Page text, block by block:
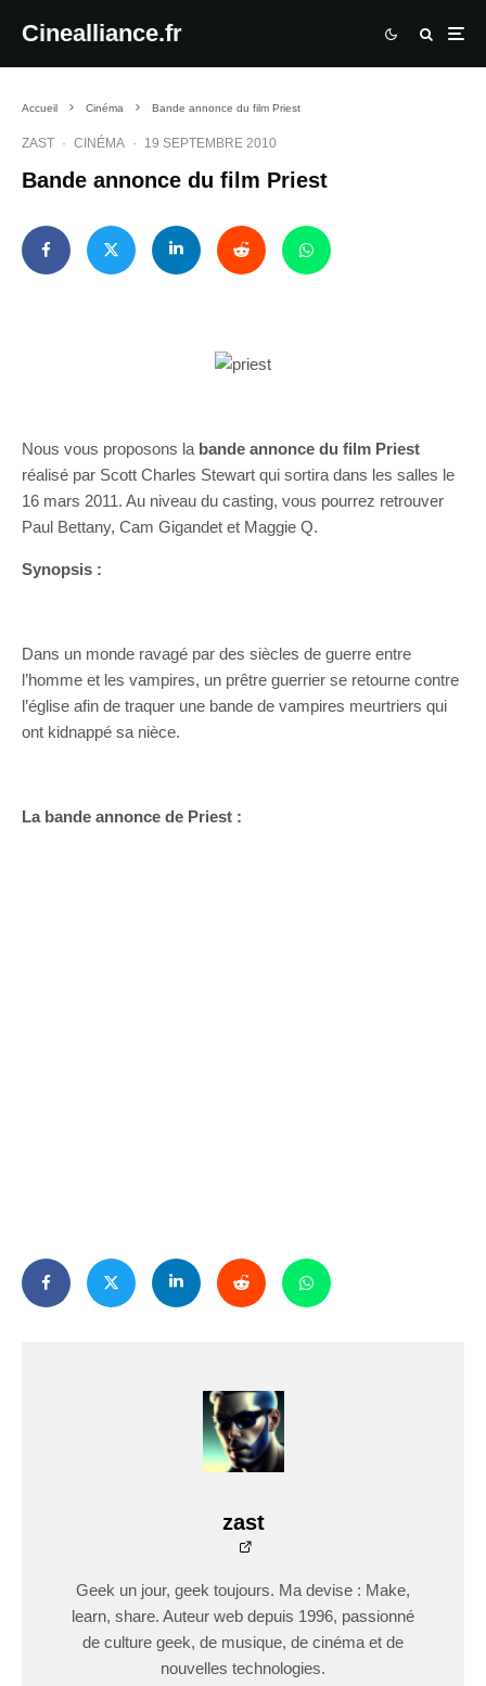
Cinealliance.fr
Accueil Cinéma Bande annonce du film Priest
ZAST · CINÉMA · 19 SEPTEMBRE 2010
Bande annonce du film Priest
Nous vous proposons la bande annonce du film Priest
réalisé par Scott Charles Stewart qui sortira dans les salles le
16 mars 2011. Au niveau du casting, vous pourrez retrouver
Paul Bettany, Cam Gigandet et Maggie Q.
Synopsis :
Dans un monde ravagé par des siècles de guerre entre
l’homme et les vampires, un prêtre guerrier se retourne contre
l’église afin de traquer une bande de vampires meurtriers qui
ont kidnappé sa nièce.
La bande annonce de Priest :
zast
Geek un jour, geek toujours. Ma devise : Make,
learn, share. Auteur web depuis 1996, passionné
de culture geek, de musique, de cinéma et de
nouvelles technologies.